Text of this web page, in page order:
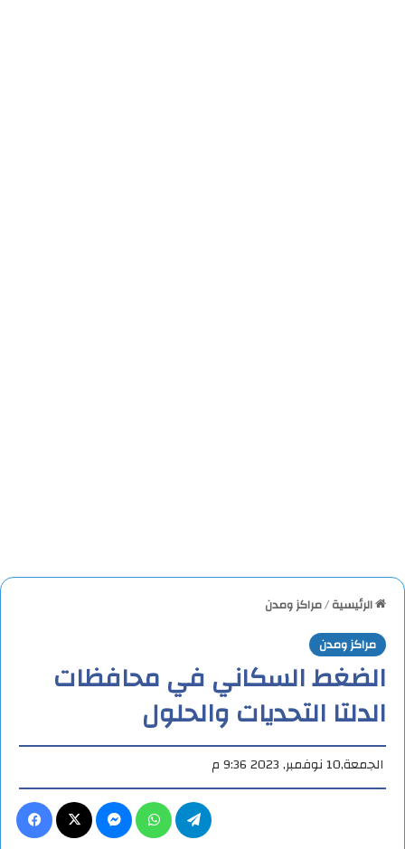
الرئيسية/مراكز ومدن
مراكز ومدن
الضغط السكاني في محافظات
الدلتا التحديات والحلول
الجمعة,10 نوفمبر, 2023 9:36 م
ماسنجر واتساب تيلقرام